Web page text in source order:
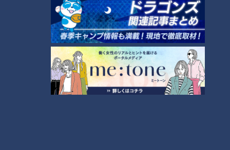
鶴瓶のスジナシ
「鶴瓶のスジナシ」動画
笑福亭鶴瓶とゲストがその日に知らされるセットの中で、台本（＝
スジ）ナシ・打合せナシ・ＮＧナシのぶっつけ本番で“即興ドラ
マ”を演じるバラエティ番組「スジナシ」。1998年にCBCテレビで
放送を開始し、2011年からは番組名を「鶴瓶のスジナシ」に。進